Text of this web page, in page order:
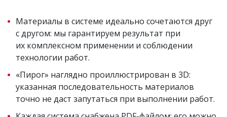
Материалы в системе идеально сочетаются друг
с другом: мы гарантируем результат при
их комплексном применении и соблюдении
технологии работ.
«Пирог» наглядно проиллюстрирован в 3D:
указанная последовательность материалов
точно не даст запутаться при выполнении работ.